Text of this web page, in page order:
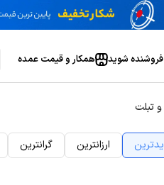
فروشنده شوید همکار و قیمت عمده
و تبلت
ارزانترین گرانترین